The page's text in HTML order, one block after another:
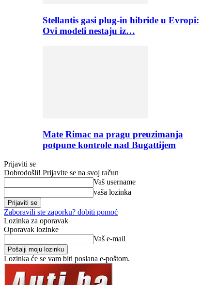
Stellantis gasi plug-in hibride u Evropi:
Ovi modeli nestaju iz…
Mate Rimac na pragu preuzimanja
potpune kontrole nad Bugattijem
Prijaviti se
Dobrodošli! Prijavite se na svoj račun
Vaš username
vaša lozinka
Zaboravili ste zaporku? dobiti pomoć
Lozinka za oporavak
Oporavak lozinke
Vaš e-mail
Lozinka će se vam biti poslana e-poštom.